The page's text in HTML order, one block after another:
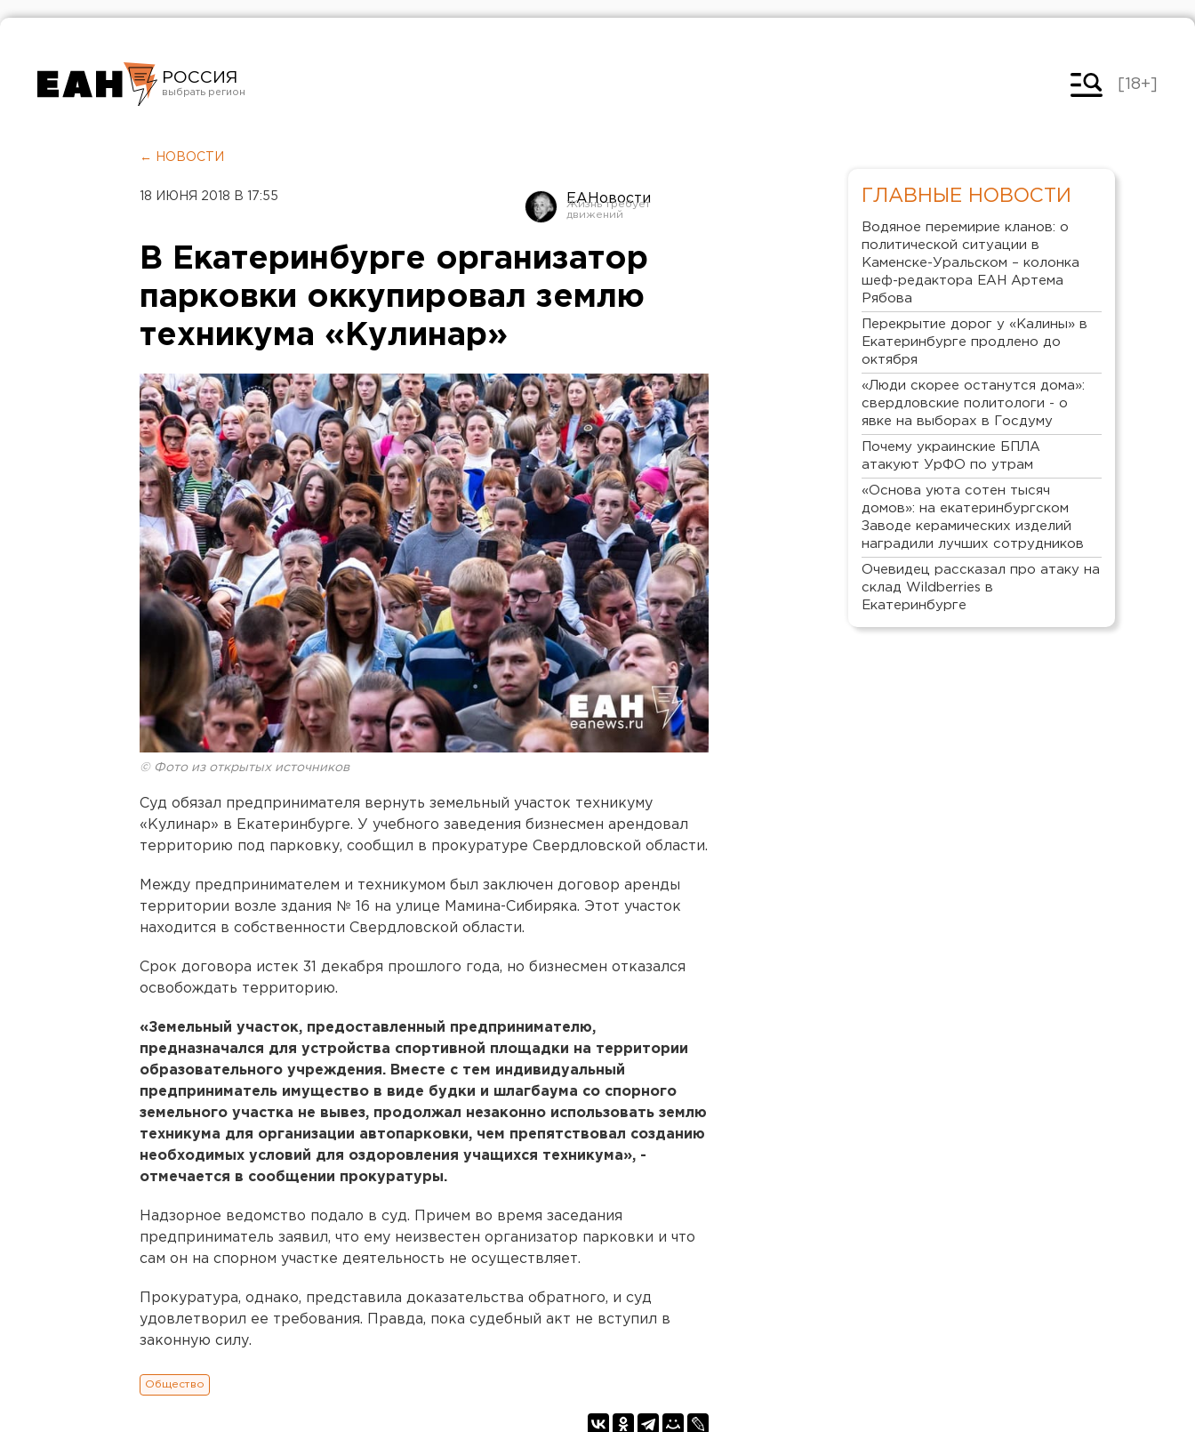
РОССИЯ
Челябинск
[18+]
← НОВОСТИ
18 ИЮНЯ 2018 В 17:55 ЕАНовости
В Екатеринбурге организатор
парковки оккупировал землю
техникума «Кулинар»
© Фото из открытых источников
Суд обязал предпринимателя вернуть земельный участок техникуму
«Кулинар» в Екатеринбурге. У учебного заведения бизнесмен арендовал
территорию под парковку, сообщил в прокуратуре Свердловской области.
Между предпринимателем и техникумом был заключен договор аренды
территории возле здания № 16 на улице Мамина-Сибиряка. Этот участок
находится в собственности Свердловской области.
Срок договора истек 31 декабря прошлого года, но бизнесмен отказался
освобождать территорию.
«Земельный участок, предоставленный предпринимателю,
предназначался для устройства спортивной площадки на территории
образовательного учреждения. Вместе с тем индивидуальный
предприниматель имущество в виде будки и шлагбаума со спорного
земельного участка не вывез, продолжал незаконно использовать землю
техникума для организации автопарковки, чем препятствовал созданию
необходимых условий для оздоровления учащихся техникума», -
отмечается в сообщении прокуратуры.
Надзорное ведомство подало в суд. Причем во время заседания
предприниматель заявил, что ему неизвестен организатор парковки и что
сам он на спорном участке деятельность не осуществляет.
Прокуратура, однако, представила доказательства обратного, и суд
удовлетворил ее требования. Правда, пока судебный акт не вступил в
законную силу.
Общество
ГЛАВНЫЕ НОВОСТИ
Водяное перемирие кланов: о
политической ситуации в
Каменске-Уральском – колонка
шеф-редактора ЕАН Артема
Рябова
Перекрытие дорог у «Калины» в
Екатеринбурге продлено до
октября
«Люди скорее останутся дома»:
свердловские политологи - о
явке на выборах в Госдуму
Почему украинские БПЛА
атакуют УрФО по утрам
«Основа уюта сотен тысяч
домов»: на екатеринбургском
Заводе керамических изделий
наградили лучших сотрудников
Очевидец рассказал про атаку на
склад Wildberries в
Екатеринбурге